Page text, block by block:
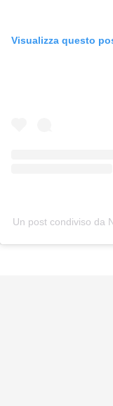
Visualizza questo
Un post condiviso da